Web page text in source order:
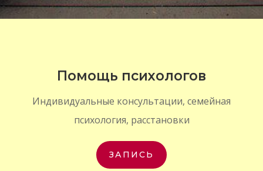
Помощь психологов
Индивидуальные консультации, семейная
психология, расстановки
ЗАПИСЬ